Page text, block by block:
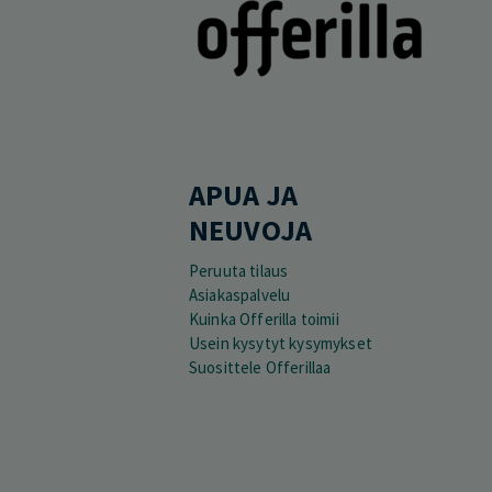
APUA JA
NEUVOJA
Peruuta tilaus
Asiakaspalvelu
Kuinka Offerilla toimii
Usein kysytyt kysymykset
Suosittele Offerillaa